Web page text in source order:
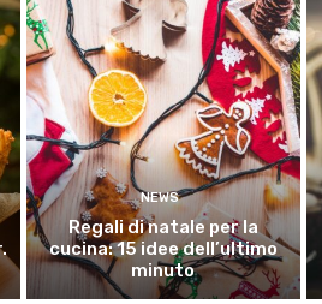
NEWS
Regali di natale per la
cucina: 15 idee dell’ultimo
minuto